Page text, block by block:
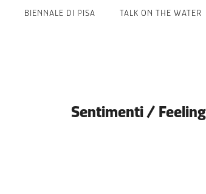
BIENNALE DI PISA TALK ON THE WATER
Sentimenti /